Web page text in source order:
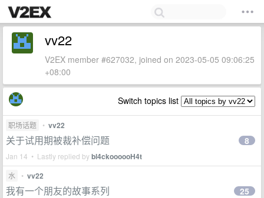
vv22
V2EX member #627032, joined on 2023-05-05 09:06:25
+08:00
Switch topics list
职场话题 • vv22
关于试用期被裁补偿问题
Jan 14 • Lastly replied bybl4ckoooooH4t
8
水 • vv22
我有一个朋友的故事系列 25